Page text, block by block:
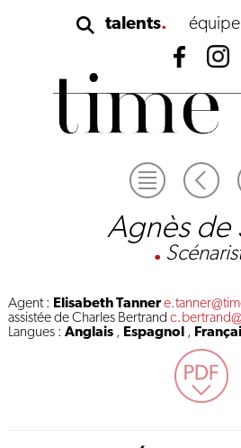
talents équipe
Agnès de
.
Agent : Elisabeth Tanner
assistée de Charles Bertrand
Langues : Anglais, Espagnol ,